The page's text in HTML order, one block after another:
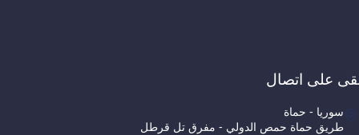
على اتصال
سوريا - حماة
طريق حماة حمص الدولي - مفرق تل قرطل